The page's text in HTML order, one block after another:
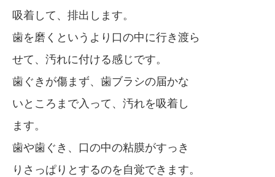
吸着して、排出します。
歯を磨くというより口の中に行き渡ら
せて、汚れに付ける感じです。
歯ぐきが傷まず、歯ブラシの届かな
いところまで入って、汚れを吸着し
ます。
歯や歯ぐき、口の中の粘膜がすっき
りさっぱりとするのを自覚できます。